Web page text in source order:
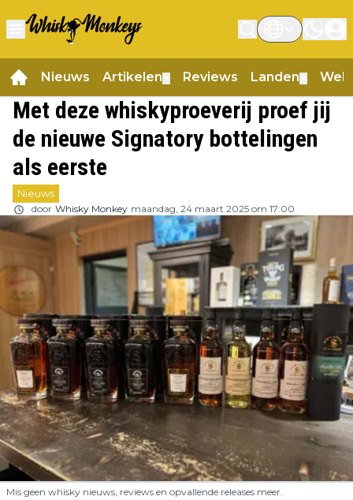
Nieuws Artikelen Reviews Landen
Met deze whiskyproeverij proef jij
de nieuwe Signatory bottelingen
als eerste
Nieuws
door Whisky Monkey maandag, 24 maart 2025 om 17:00
Mis geen whisky nieuws, reviews en opvallende releases meer.